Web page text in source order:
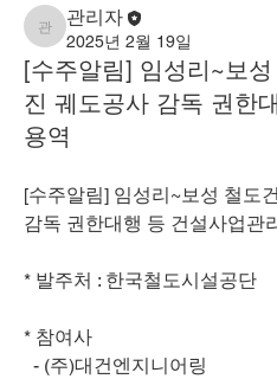
관리자
관리자
2025년 2월 19일
[수주알림] 임성리~보
진 궤도공사 감독 권한
용역
[수주알림] 임성리~보성 철도
감독 권한대행 등 건설사업관
* 발주처 : 한국철도시설공단
* 참여사
- (주)대건엔지니어링